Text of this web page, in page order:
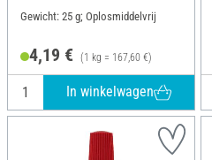
Gewicht: 25 g; Oplosmiddelvrij
4,19 € (1 kg = 167,60 €)
In winkelwagen